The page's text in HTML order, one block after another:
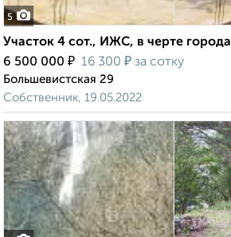
5
Участок 4 сот., ИЖС, в черте города
6 500 000 ₽ 16 300 ₽ за сотку
Большевистская 29
Собственник, 19.05.2022